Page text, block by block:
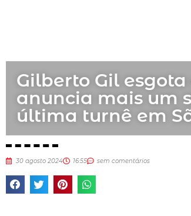
Gilberto Gil
anuncia mais um
última turnê em
30 agosto 2024 16:55 sem comentários